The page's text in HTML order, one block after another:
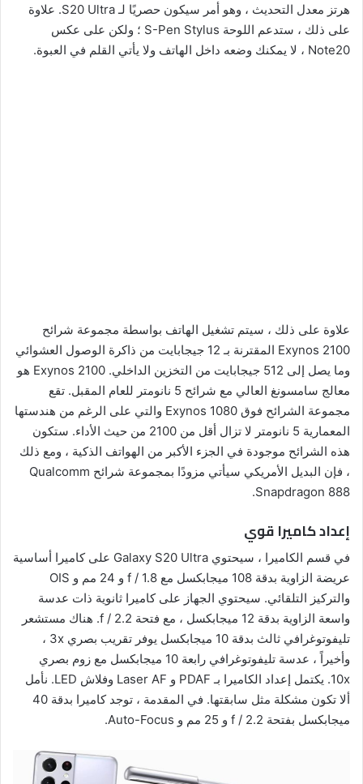
هرتز معدل التحديث ، وهو أمر سيكون حصريًا لـ S20 Ultra. علاوة
على ذلك ، ستدعم اللوحة S-Pen Stylus ؛ ولكن على عكس
Note20 ، لا يمكنك وضعه داخل الهاتف ولا يأتي القلم في العبوة.
علاوة على ذلك ، سيتم تشغيل الهاتف بواسطة مجموعة شرائح
Exynos 2100 المقترنة بـ 12 جيجابايت من ذاكرة الوصول العشوائي
وما يصل إلى 512 جيجابايت من التخزين الداخلي. Exynos 2100 هو
معالج سامسونغ العالي مع شرائح 5 نانومتر للعام المقبل. تقع
مجموعة الشرائح فوق Exynos 1080 والتي على الرغم من هندستها
المعمارية 5 نانومتر لا تزال أقل من 2100 من حيث الأداء. ستكون
هذه الشرائح موجودة في الجزء الأكبر من الهواتف الذكية ، ومع ذلك
، فإن البديل الأمريكي سيأتي مزودًا بمجموعة شرائح Qualcomm
Snapdragon 888.
إعداد كاميرا قوي
في قسم الكاميرا ، سيحتوي Galaxy S20 Ultra على كاميرا أساسية
عريضة الزاوية بدقة 108 ميجابكسل مع f / 1.8 و 24 مم و OIS
والتركيز التلقائي. سيحتوي الجهاز على كاميرا ثانوية ذات عدسة
واسعة الزاوية بدقة 12 ميجابكسل ، مع فتحة f / 2.2. هناك مستشعر
تليفوتوغرافي ثالث بدقة 10 ميجابكسل يوفر تقريب بصري 3x ،
وأخيراً ، عدسة تليفوتوغرافي رابعة 10 ميجابكسل مع زوم بصري
10x. يكتمل إعداد الكاميرا بـ PDAF و Laser AF وفلاش LED. نأمل
ألا تكون مشكلة مثل سابقتها. في المقدمة ، توجد كاميرا بدقة 40
ميجابكسل بفتحة f / 2.2 و 25 مم و Auto-Focus.